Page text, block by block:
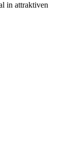
in attraktiven